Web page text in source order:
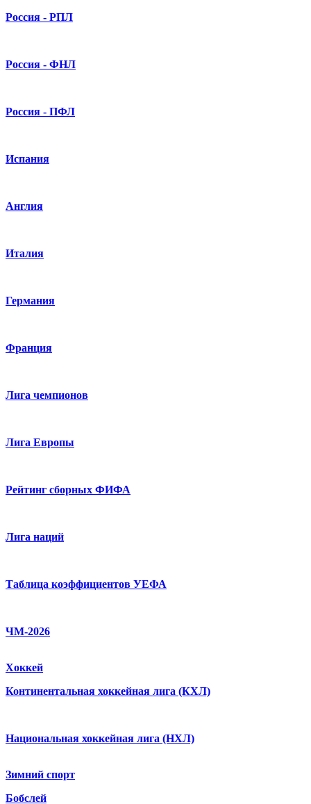
Россия - РПЛ
Россия - ФНЛ
Россия - ПФЛ
Испания
Англия
Италия
Германия
Франция
Лига чемпионов
Лига Европы
Рейтинг сборных ФИФА
Лига наций
Таблица коэффициентов УЕФА
ЧМ-2026
Хоккей
Континентальная хоккейная лига (КХЛ)
Национальная хоккейная лига (НХЛ)
Зимний спорт
Бобслей